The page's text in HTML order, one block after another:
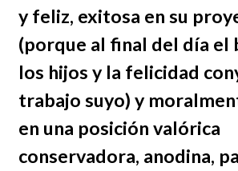
y feliz, exitosa en su
(porque al final del día el
los hijos y la felicidad
trabajo suyo) y
en una posición valórica
conservadora, anodina,